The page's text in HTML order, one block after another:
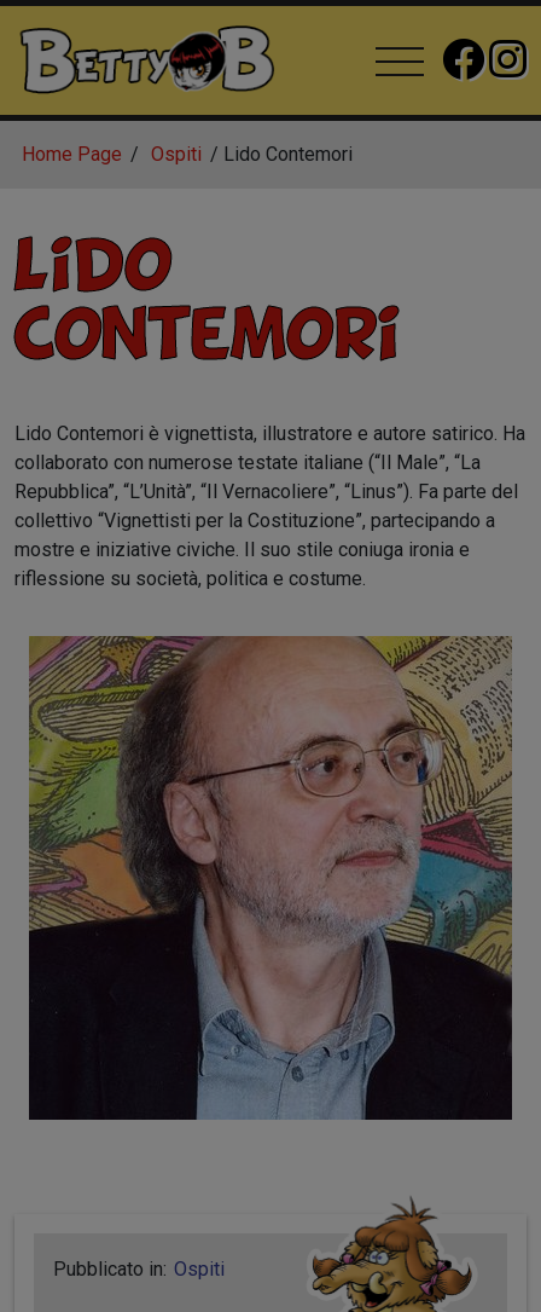
Home Page Ospiti Lido Contemori
Lido
Contemori
Lido Contemori è vignettista, illustratore e autore satirico. Ha
collaborato con numerose testate italiane (“Il Male”, “La
Repubblica”, “L’Unità”, “Il Vernacoliere”, “Linus”). Fa parte del
collettivo “Vignettisti per la Costituzione”, partecipando a
mostre e iniziative civiche. Il suo stile coniuga ironia e
riflessione su società, politica e costume.
Pubblicato in: Ospiti